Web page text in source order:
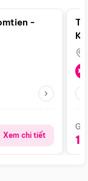
-
Xem chi tiết